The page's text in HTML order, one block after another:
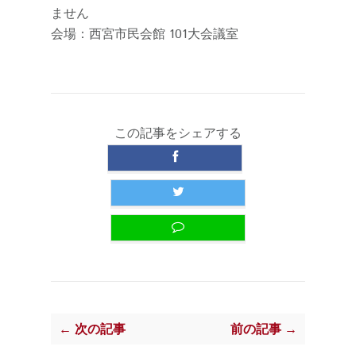
ません
会場：西宮市民会館 101大会議室
この記事をシェアする
← 次の記事 前の記事 →